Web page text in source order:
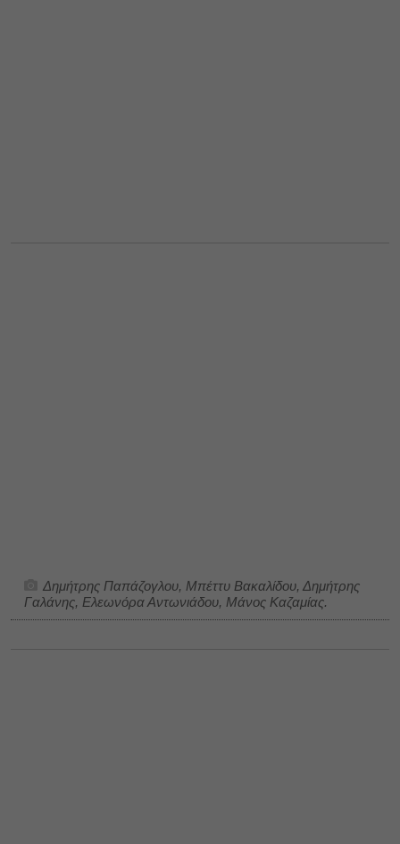
Δημήτρης Παπάζογλου, Μπέττυ Βακαλίδου, Δημήτρης
Γαλάνης, Ελεωνόρα Αντωνιάδου, Μάνος Καζαμίας.